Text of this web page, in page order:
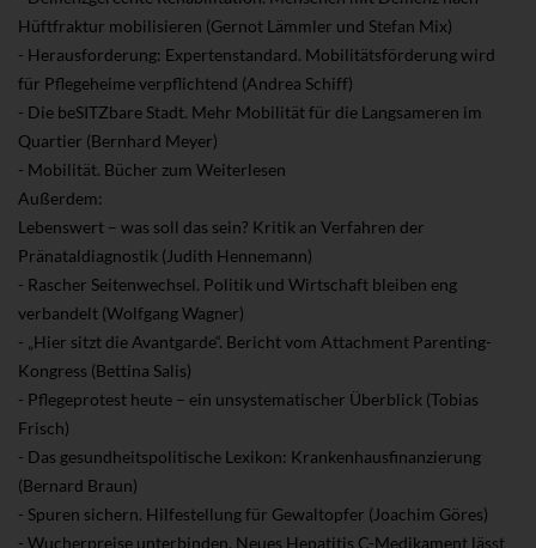
Hüftfraktur mobilisieren (Gernot Lämmler und Stefan Mix)
- Herausforderung: Expertenstandard. Mobilitätsförderung wird
für Pflegeheime verpflichtend (Andrea Schiff)
- Die beSITZbare Stadt. Mehr Mobilität für die Langsameren im
Quartier (Bernhard Meyer)
- Mobilität. Bücher zum Weiterlesen
Außerdem:
Lebenswert – was soll das sein? Kritik an Verfahren der
Pränataldiagnostik (Judith Hennemann)
- Rascher Seitenwechsel. Politik und Wirtschaft bleiben eng
verbandelt (Wolfgang Wagner)
- „Hier sitzt die Avantgarde“. Bericht vom Attachment Parenting-
Kongress (Bettina Salis)
- Pflegeprotest heute – ein unsystematischer Überblick (Tobias
Frisch)
- Das gesundheitspolitische Lexikon: Krankenhausfinanzierung
(Bernard Braun)
- Spuren sichern. Hilfestellung für Gewaltopfer (Joachim Göres)
- Wucherpreise unterbinden. Neues Hepatitis C-Medikament lässt